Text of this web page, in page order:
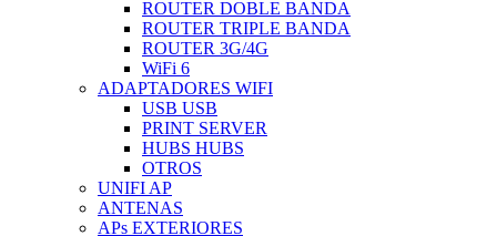
ROUTER DOBLE BANDA
ROUTER TRIPLE BANDA
ROUTER 3G/4G
WiFi 6
ADAPTADORES WIFI
USB USB
PRINT SERVER
HUBS HUBS
OTROS
UNIFI AP
ANTENAS
APs EXTERIORES